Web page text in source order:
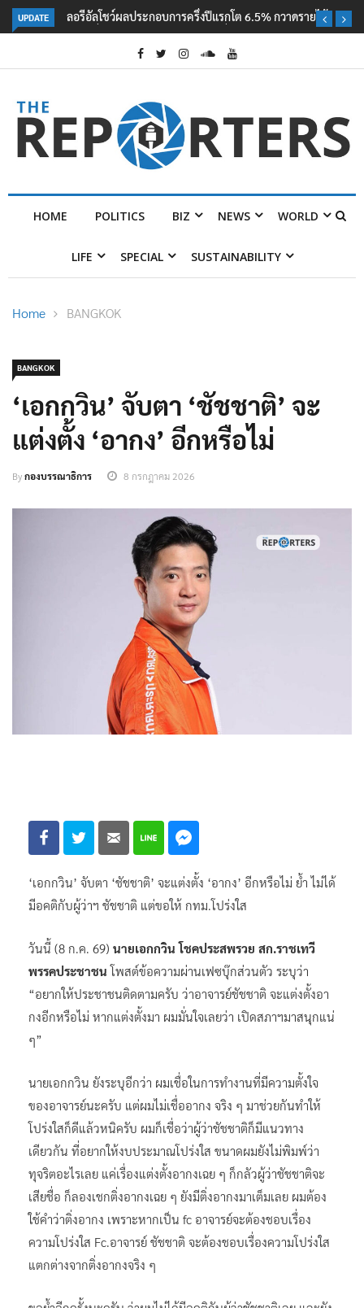
UPDATE
ลอรีอัลโชว์ผลประกอบการครึ่งปีแรกโต 6.5% กวาดรายได้ 2.3 หมื่นล้านยูโร
คว้าไลเซนส์ ‘กุชชี่’ 50 ปี พร้อมส่ง 4 แบรนด์ใหม่บุกตลาดไทย
POLITICS BIZ NEWS WORLD
BANGKOK
‘เอกกวิน’ จับตา ‘ชัชชาติ’ จะ
แต่งตั้ง ‘อากง’ อีกหรือไม่
Byกองบรรณาธิการ 8 กรกฎาคม 2026
‘เอกกวิน’ จับตา ‘ชัชชาติ’ จะแต่งตั้ง ‘อากง’ อีกหรือไม่ ย้ำ ไม่ได้
มีอคติกับผู้ว่าฯ ชัชชาติ แต่ขอให้ กทม.โปร่งใส
วันนี้ (8 ก.ค. 69)
นายเอกกวิน โชคประสพรวย สก.ราชเทวี
พรรคประชาชน
โพสต์ข้อความผ่านเฟซบุ๊กส่วนตัว ระบุว่า
“อยากให้ประชาชนติดตามครับ ว่าอาจารย์ชัชชาติ จะแต่งตั้งอา
กงอีกหรือไม่ หากแต่งตั้งมา ผมมั่นใจเลยว่า เปิดสภาฯมาสนุกแน่
นายเอกกวิน ยังระบุอีกว่า ผมเชื่อในการทำงานที่มีความตั้งใจ
ของอาจารย์นะครับ แต่ผมไม่เชื่ออากง จริง ๆ มาช่วยกันทำให้
โปร่งใสก็ดีแล้วหนิครับ ผมก็เชื่อว่าผู้ว่าชัชชาติก็มีแนวทาง
เดียวกัน ที่อยากให้งบประมาณโปร่งใส ขนาดผมยังไม่พิมพ์ว่า
ทุจริตอะไรเลย แค่เรื่องแต่งตั้งอากงเฉย ๆ ก็กลัวผู้ว่าชัชชาติจะ
เสียชื่อ ก็ลองเชกติ่งอากงเฉย ๆ ยังมีติ่งอากงมาเต็มเลย ผมต้อง
ใช้คำว่าติ่งอากง เพราะหากเป็น fc อาจารย์จะต้องชอบเรื่อง
ความโปร่งใส Fc.อาจารย์ ชัชชาติ จะต้องชอบเรื่องความโปร่งใส
แตกต่างจากติ่งอากงจริง ๆ